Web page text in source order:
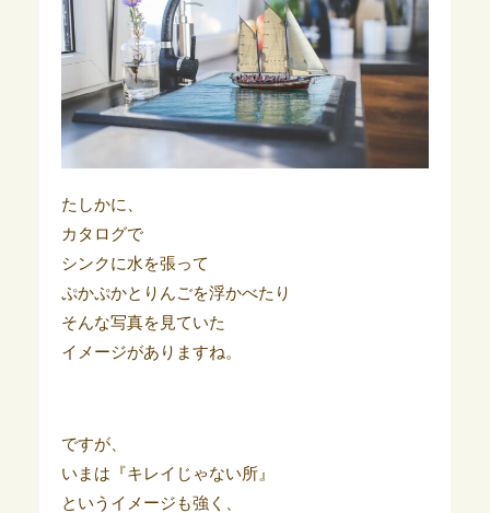
たしかに、
カタログで
シンクに水を張って
ぷかぷかとりんごを浮かべたり
そんな写真を見ていた
イメージがありますね。
ですが、
いまは『キレイじゃない所』
というイメージも強く、